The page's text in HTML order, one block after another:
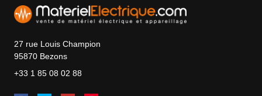
27 rue Louis Champion
95870 Bezons
+33 1 85 08 02 88